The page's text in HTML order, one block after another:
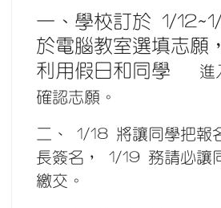
一、學校訂於 1/
於電腦教室選填志願
利用假日和同學
進
確認志願。
二、 1/18 將讓同學把報
長簽名， 1/19 務請必讓
繳交。